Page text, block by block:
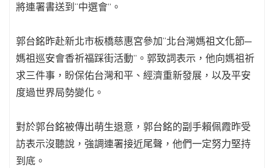
將連署書送到“中選會”。
郭台銘昨赴新北市板橋慈惠宮參加“北台灣媽祖文化節─
媽祖巡安會香祈福踩街活動”。郭致詞表示，他向媽祖祈
求三件事，盼保佑台灣和平、經濟重新發展，以及平安
度過世界局勢變化。
對於郭台銘被傳出萌生退意，郭台銘的副手賴佩霞昨受
訪表示沒聽說，強調連署接近尾聲，他們一定努力堅持
到底。